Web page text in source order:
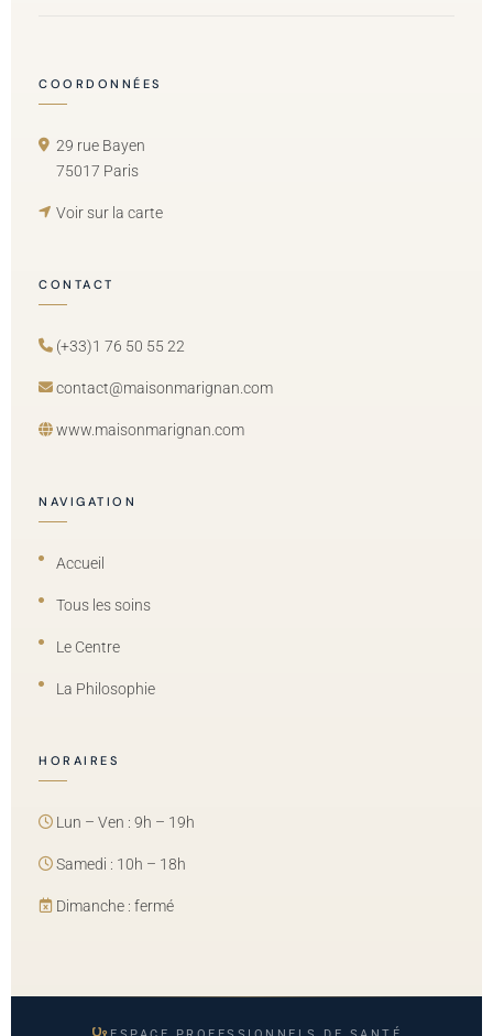
COORDONNÉES
29 rue Bayen
75017 Paris
Voir sur la carte
CONTACT
(+33)1 76 50 55 22
contact@maisonmarignan.com
www.maisonmarignan.com
NAVIGATION
Accueil
Tous les soins
Le Centre
La Philosophie
HORAIRES
Lun – Ven : 9h – 19h
Samedi : 10h – 18h
Dimanche : fermé